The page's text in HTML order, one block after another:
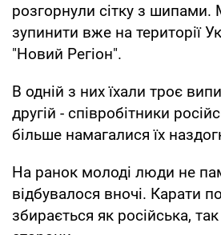
розгорнули сітку з
зупинити вже на території
"Новий Регіон".
В одній з них їхали троє
другій - співробітники
більше намагалися їх
На ранок молоді люди не
відбувалося вночі. Карати
збирається як російська, так